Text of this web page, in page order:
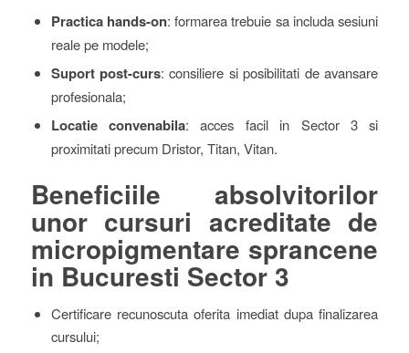
Practica hands-on: formarea trebuie sa includa sesiuni
reale pe modele;
Suport post-curs: consiliere si posibilitati de avansare
profesionala;
Locatie convenabila: acces facil in Sector 3 si
proximitati precum Dristor, Titan, Vitan.
Beneficiile absolvitorilor
unor cursuri acreditate de
micropigmentare sprancene
in Bucuresti Sector 3
Certificare recunoscuta oferita imediat dupa finalizarea
cursului;